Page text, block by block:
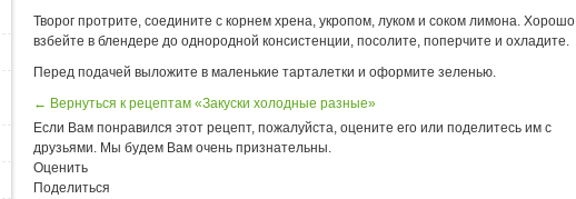
Творог протрите, соедините с корнем хрена, укропом, луком и соком лимона. Хорошо
взбейте в блендере до однородной консистенции, посолите, поперчите и охладите.
Перед подачей выложите в маленькие тарталетки и оформите зеленью.
← Вернуться к рецептам «Закуски холодные разные»
Если Вам понравился этот рецепт, пожалуйста, оцените его или поделитесь им с
друзьями. Мы будем Вам очень признательны.
Оценить
Поделиться